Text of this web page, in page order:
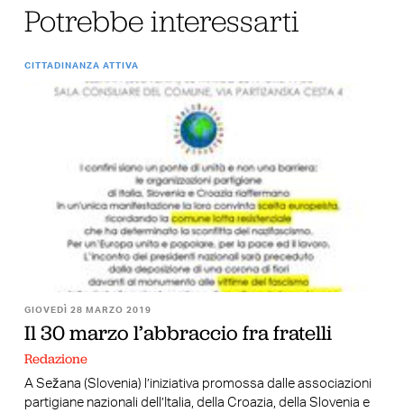
Potrebbe interessarti
CITTADINANZA ATTIVA
GIOVEDÌ 28 MARZO 2019
Il 30 marzo l’abbraccio fra fratelli
Redazione
A Sežana (Slovenia) l’iniziativa promossa dalle associazioni
partigiane nazionali dell’Italia, della Croazia, della Slovenia e